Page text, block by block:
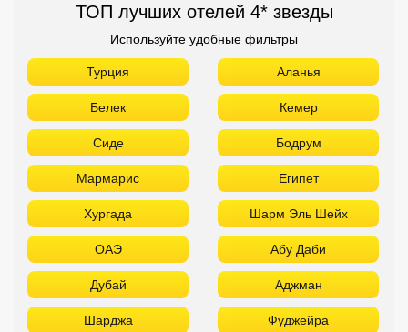
ТОП лучших отелей 4* звезды
Используйте удобные фильтры
Турция Аланья
Белек Кемер
Сиде Бодрум
Мармарис Египет
Хургада Шарм Эль Шейх
ОАЭ Абу Даби
Дубай Аджман
Шарджа Фуджейра